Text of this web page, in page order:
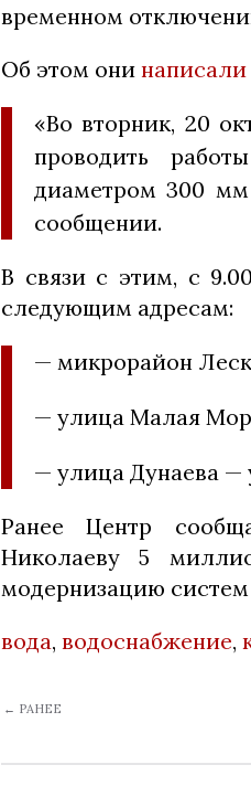
временном
Об этом они написали
«Во вторник, 20
проводить
диаметром 300 мм
сообщении.
В связи с этим, с
следующим адресам:
— микрорайон
— улица Малая
— улица Дунаева —
Ранее Центр
Николаеву 5
модернизацию
вода, водоснабжение,
← РАНЕЕ